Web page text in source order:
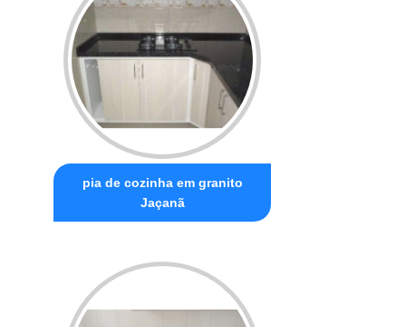
pia de cozinha em granito
Jaçanã